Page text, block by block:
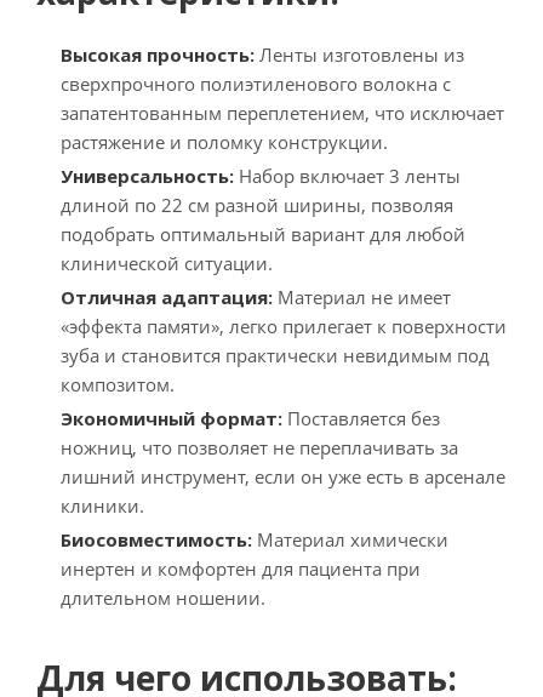
Высокая прочность: Ленты изготовлены из
сверхпрочного полиэтиленового волокна с
запатентованным переплетением, что исключает
растяжение и поломку конструкции.
Универсальность: Набор включает 3 ленты
длиной по 22 см разной ширины, позволяя
подобрать оптимальный вариант для любой
клинической ситуации.
Отличная адаптация: Материал не имеет
«эффекта памяти», легко прилегает к поверхности
зуба и становится практически невидимым под
композитом.
Экономичный формат: Поставляется без
ножниц, что позволяет не переплачивать за
лишний инструмент, если он уже есть в арсенале
клиники.
Биосовместимость: Материал химически
инертен и комфортен для пациента при
длительном ношении.
Для чего использовать: